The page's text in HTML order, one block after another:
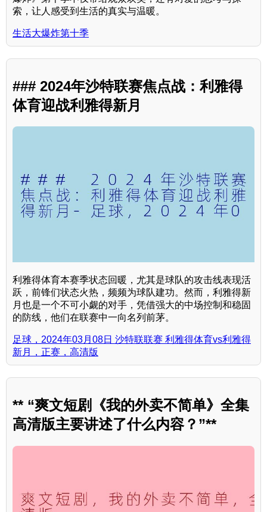
索，让人感受到生活的真实与温暖。
生活大爆炸第十季
### 2024年沙特联赛焦点战：利雅得
体育迎战利雅得新月
利雅得体育本赛季状态回暖，尤其是球队的攻击线表现活
跃，前锋们状态火热，频频为球队建功。然而，利雅得新
月也是一个不可小觑的对手，凭借强大的中场控制和稳固
的防线，他们在联赛中一向名列前茅。
足球，2024年03月08日 沙特联联赛 利雅得体育vs利雅得
新月，正赛，高清版
** “爽文短剧《我的外卖不简单》全集
高清版主要讲述了什么内容？”**